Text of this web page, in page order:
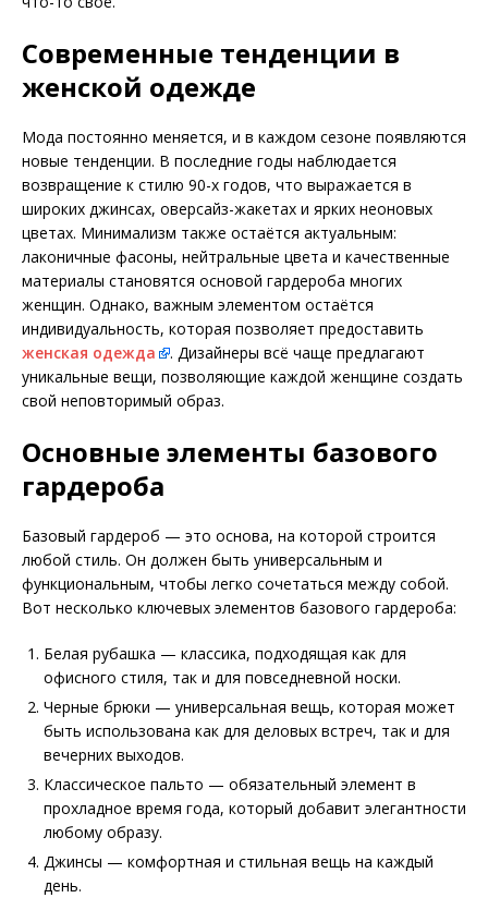
Современные тенденции в
женской одежде
Мода постоянно меняется, и в каждом сезоне появляются
новые тенденции. В последние годы наблюдается
возвращение к стилю 90-х годов, что выражается в
широких джинсах, оверсайз-жакетах и ярких неоновых
цветах. Минимализм также остаётся актуальным:
лаконичные фасоны, нейтральные цвета и качественные
материалы становятся основой гардероба многих
женщин. Однако, важным элементом остаётся
индивидуальность, которая позволяет предоставить
женская одежда
. Дизайнеры всё чаще предлагают
уникальные вещи, позволяющие каждой женщине создать
свой неповторимый образ.
Основные элементы базового
гардероба
Базовый гардероб — это основа, на которой строится
любой стиль. Он должен быть универсальным и
функциональным, чтобы легко сочетаться между собой.
Вот несколько ключевых элементов базового гардероба:
Белая рубашка — классика, подходящая как для
офисного стиля, так и для повседневной носки.
Черные брюки — универсальная вещь, которая может
быть использована как для деловых встреч, так и для
вечерних выходов.
Классическое пальто — обязательный элемент в
прохладное время года, который добавит элегантности
любому образу.
Джинсы — комфортная и стильная вещь на каждый
день.